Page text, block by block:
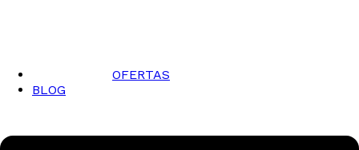
OFERTAS
BLOG